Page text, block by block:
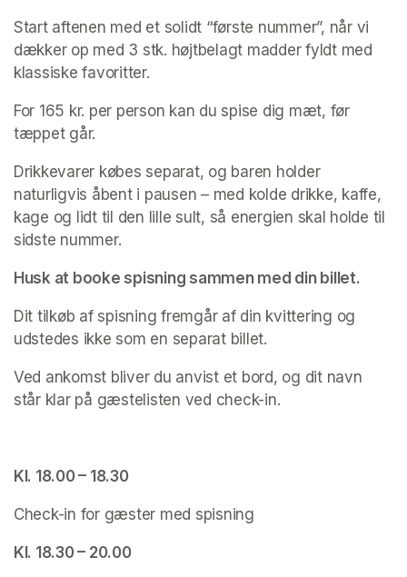
Start aftenen med et solidt “første nummer”, når vi
dækker op med 3 stk. højtbelagt madder fyldt med
klassiske favoritter.
For 165 kr. per person kan du spise dig mæt, før
tæppet går.
Drikkevarer købes separat, og baren holder
naturligvis åbent i pausen – med kolde drikke, kaffe,
kage og lidt til den lille sult, så energien skal holde til
sidste nummer.
Husk at booke spisning sammen med din billet.
Dit tilkøb af spisning fremgår af din kvittering og
udstedes ikke som en separat billet.
Ved ankomst bliver du anvist et bord, og dit navn
står klar på gæstelisten ved check-in.
Kl. 18.00 – 18.30
Check-in for gæster med spisning
Kl. 18.30 – 20.00